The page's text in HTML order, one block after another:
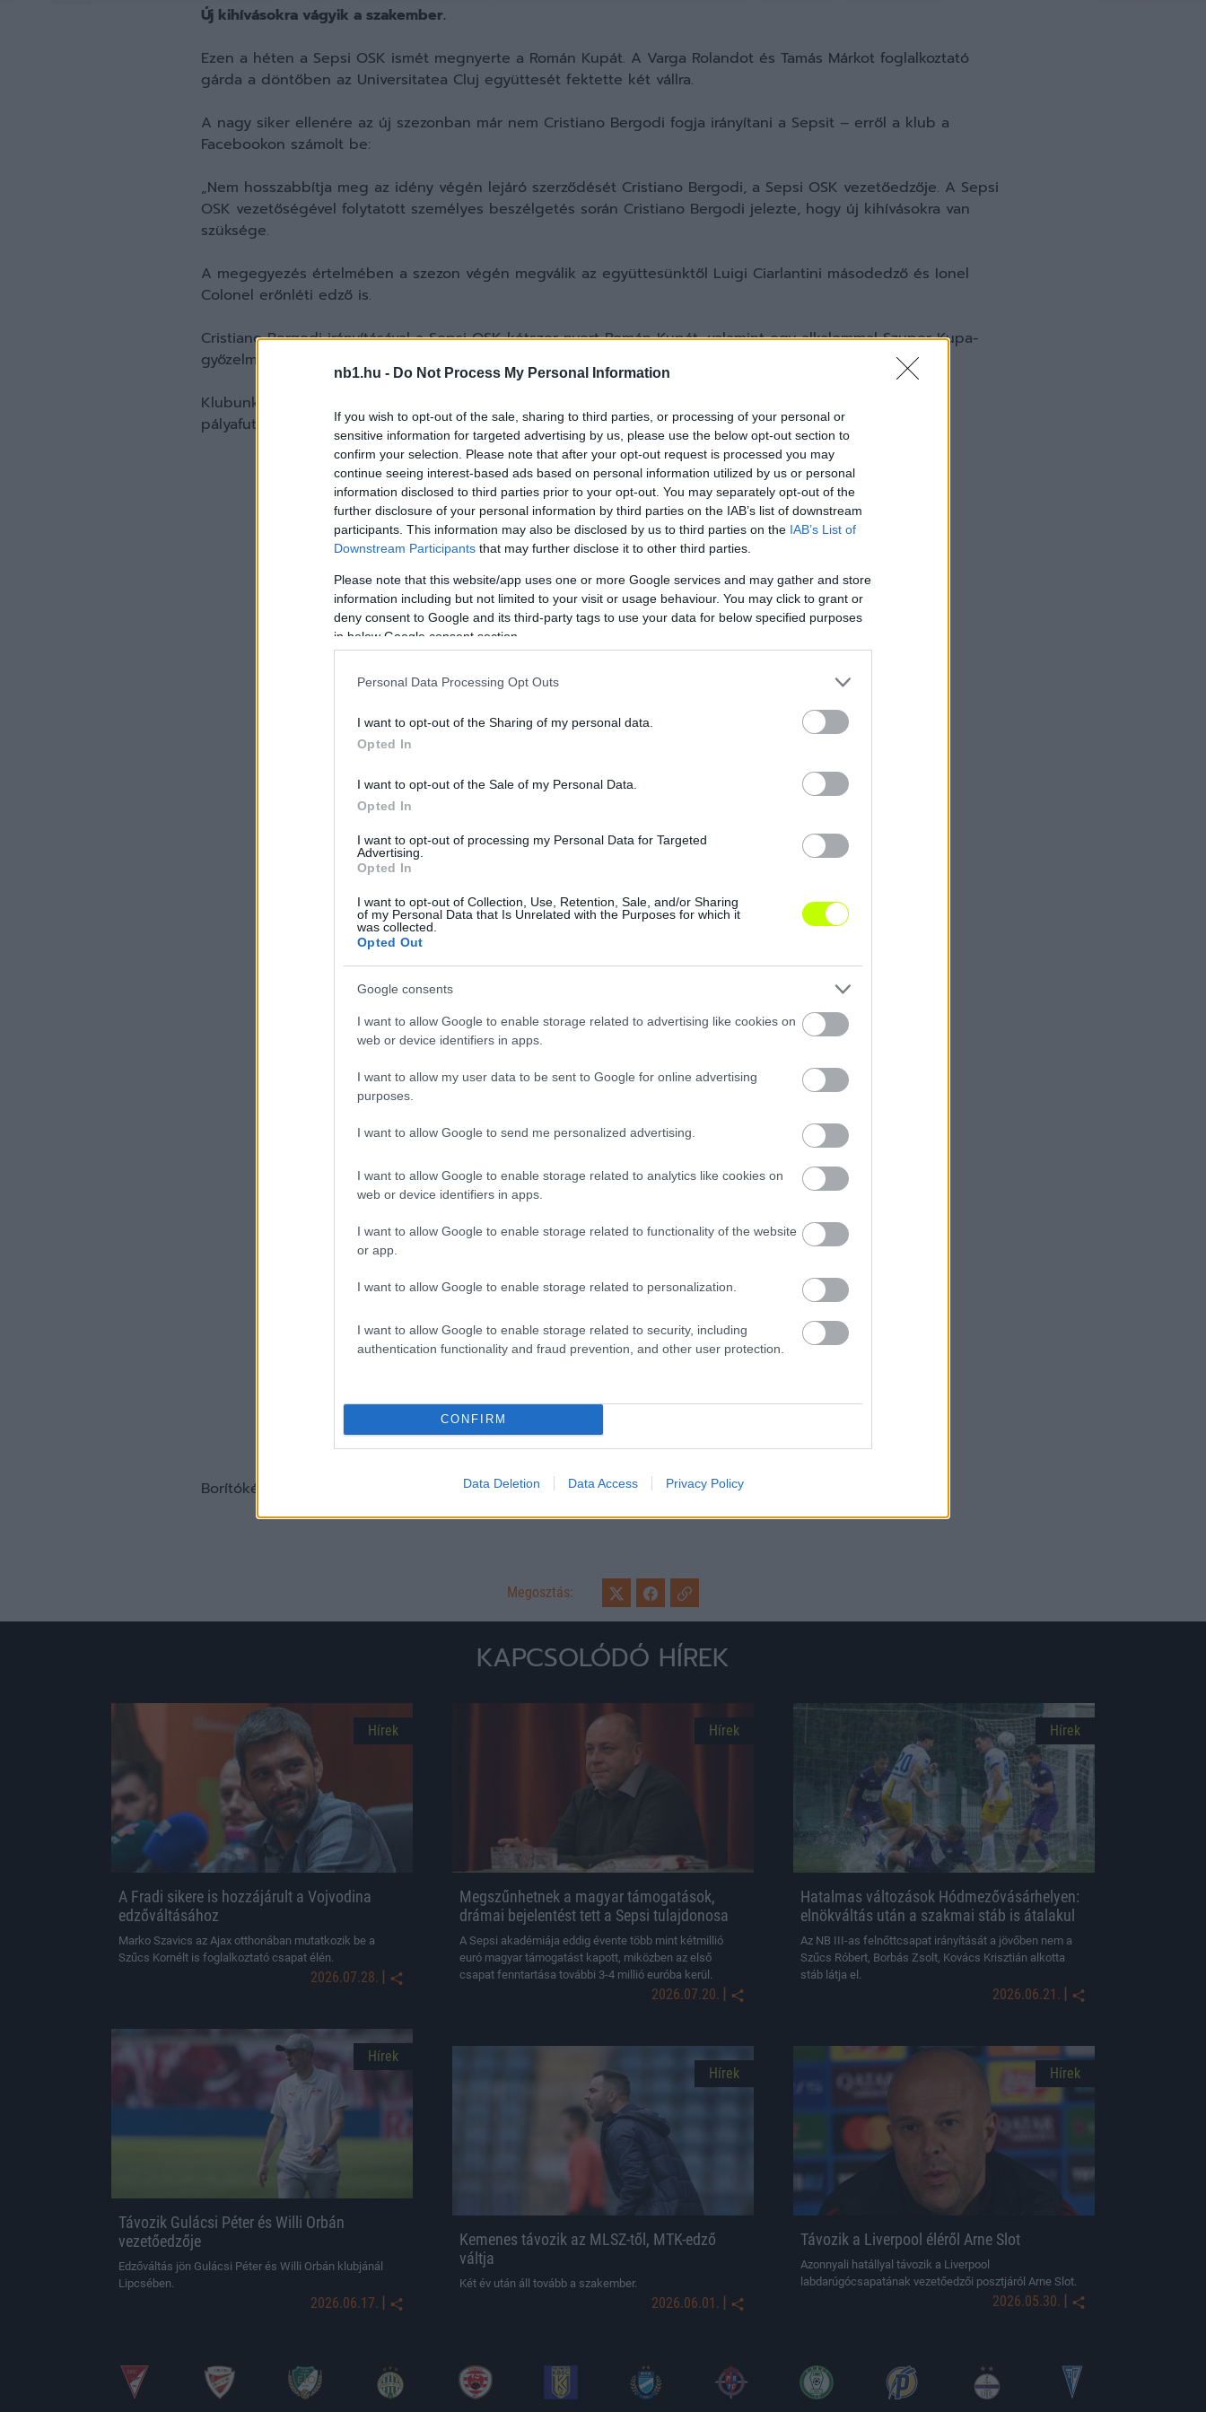
nb1.hu - Do Not Process My Personal Information
If you wish to opt-out of the sale, sharing to third parties, or processing of your personal or
sensitive information for targeted advertising by us, please use the below opt-out section to
confirm your selection. Please note that after your opt-out request is processed you may
continue seeing interest-based ads based on personal information utilized by us or personal
information disclosed to third parties prior to your opt-out. You may separately opt-out of the
further disclosure of your personal information by third parties on the IAB’s list of downstream
participants. This information may also be disclosed by us to third parties on the IAB’s List of
Downstream Participants that may further disclose it to other third parties.
Please note that this website/app uses one or more Google services and may gather and store
information including but not limited to your visit or usage behaviour. You may click to grant or
deny consent to Google and its third-party tags to use your data for below specified purposes
in below Google consent section.
Personal Data Processing Opt Outs
I want to opt-out of the Sharing of my personal data.
Opted In
I want to opt-out of the Sale of my Personal Data.
Opted In
I want to opt-out of processing my Personal Data for Targeted
Advertising.
Opted In
I want to opt-out of Collection, Use, Retention, Sale, and/or Sharing
of my Personal Data that Is Unrelated with the Purposes for which it
was collected.
Opted Out
Google consents
I want to allow Google to enable storage related to advertising like cookies on
web or device identifiers in apps.
I want to allow my user data to be sent to Google for online advertising
purposes.
I want to allow Google to send me personalized advertising.
I want to allow Google to enable storage related to analytics like cookies on
web or device identifiers in apps.
I want to allow Google to enable storage related to functionality of the website
or app.
I want to allow Google to enable storage related to personalization.
I want to allow Google to enable storage related to security, including
authentication functionality and fraud prevention, and other user protection.
CONFIRM
Data Deletion Data Access Privacy Policy
Új kihívásokra vágyik a szakember.
Ezen a héten a Sepsi OSK ismét megnyerte a Román Kupát. A Varga Rolandot és Tamás Márkot foglalkoztató
gárda a döntőben az Universitatea Cluj együttesét fektette két vállra.
A nagy siker ellenére az új szezonban már nem Cristiano Bergodi fogja irányítani a Sepsit – erről a klub a
Facebookon számolt be:
„Nem hosszabbítja meg az idény végén lejáró szerződését Cristiano Bergodi, a Sepsi OSK vezetőedzője. A Sepsi
OSK vezetőségével folytatott személyes beszélgetés során Cristiano Bergodi jelezte, hogy új kihívásokra van
szüksége.
A megegyezés értelmében a szezon végén megválik az együttesünktől Luigi Ciarlantini másodedző és Ionel
Colonel erőnléti edző is.
Cristiano Bergodi irányításával a Sepsi OSK kétszer nyert Román Kupát, valamint egy alkalommal Szuper Kupa-
győzelmet ünnepelhetett.
Klubunk mindhármuknak köszönettel tartozik elvégzett munkájukért, és ezúton is kívánunk további
pályafutásukhoz sok sikert!” – olvasható a közleményben.
Unmute
Borítókép forrása: Flaviu Buboi/NurPhoto via Getty Images
Megosztás:
KAPCSOLÓDÓ HÍREK
Hírek
A Fradi sikere is hozzájárult a Vojvodina
edzőváltásához
Marko Szavics az Ajax otthonában mutatkozik be a
Szűcs Kornélt is foglalkoztató csapat élén.
2026.07.28. |
Hírek
Megszűnhetnek a magyar támogatások,
drámai bejelentést tett a Sepsi tulajdonosa
A Sepsi akadémiája eddig évente több mint kétmillió
euró magyar támogatást kapott, miközben az első
csapat fenntartása további 3-4 millió euróba kerül.
2026.07.20. |
Hírek
Hatalmas változások Hódmezővásárhelyen:
elnökváltás után a szakmai stáb is átalakul
Az NB III-as felnőttcsapat irányítását a jövőben nem a
Szűcs Róbert, Borbás Zsolt, Kovács Krisztián alkotta
stáb látja el.
2026.06.21. |
Hírek
Távozik Gulácsi Péter és Willi Orbán
vezetőedzője
Edzőváltás jön Gulácsi Péter és Willi Orbán klubjánál
Lipcsében.
2026.06.17. |
Hírek
Kemenes távozik az MLSZ-től, MTK-edző
váltja
Két év után áll tovább a szakember.
2026.06.01. |
Hírek
Távozik a Liverpool éléről Arne Slot
Azonnyali hatállyal távozik a Liverpool
labdarúgócsapatának vezetőedzői posztjáról Arne Slot.
2026.05.30. |